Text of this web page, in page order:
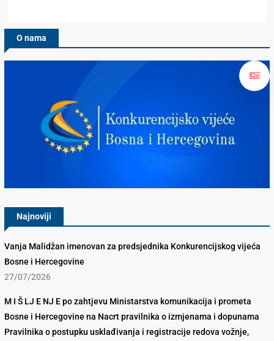
O nama
Najnoviji
Vanja Malidžan imenovan za predsjednika Konkurencijskog vijeća
Bosne i Hercegovine
27/07/2026
M I Š LJ E NJ E po zahtjevu Ministarstva komunikacija i prometa
Bosne i Hercegovine na Nacrt pravilnika o izmjenama i dopunama
Pravilnika o postupku usklađivanja i registracije redova vožnje,